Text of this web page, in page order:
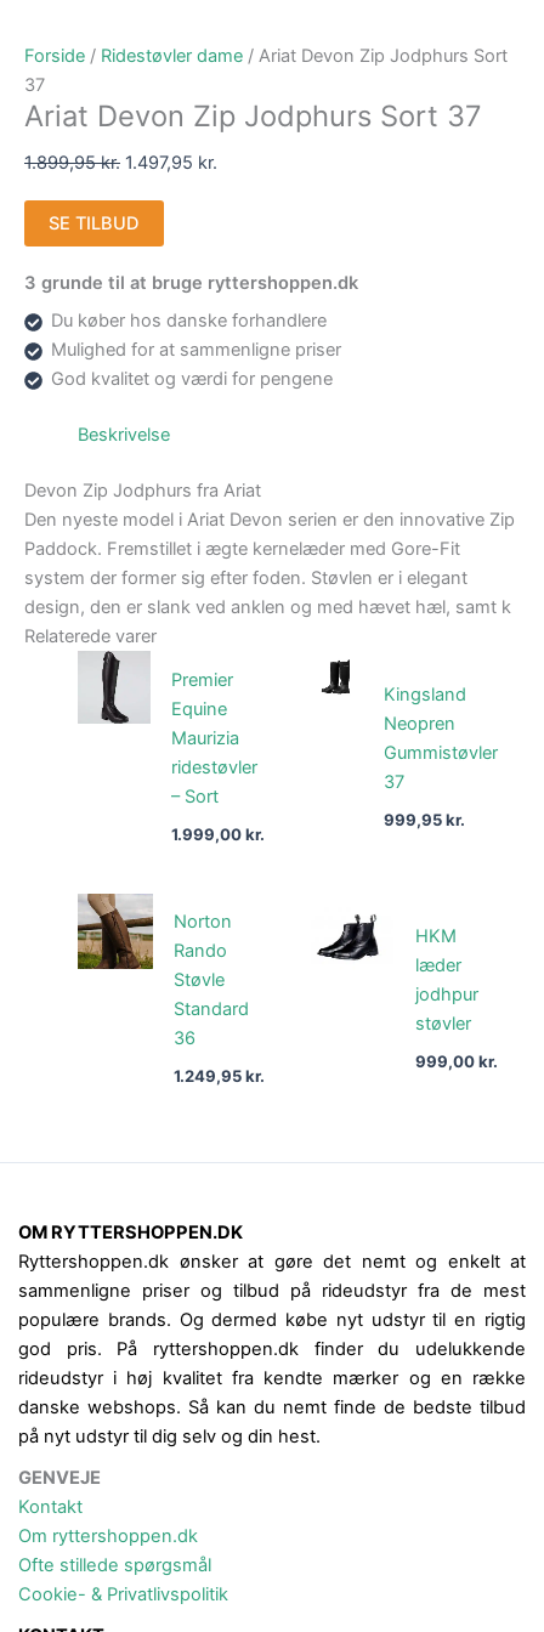
Forside / Ridestøvler dame / Ariat Devon Zip Jodphurs Sort
37
Ariat Devon Zip Jodphurs Sort 37
1.899,95kr. 1.497,95 kr.
SE TILBUD
3 grunde til at bruge ryttershoppen.dk
Du køber hos danske forhandlere
Mulighed for at sammenligne priser
God kvalitet og værdi for pengene
Beskrivelse
Devon Zip Jodphurs fra Ariat
Den nyeste model i Ariat Devon serien er den innovative Zip
Paddock. Fremstillet i ægte kernelæder med Gore-Fit
system der former sig efter foden. Støvlen er i elegant
design, den er slank ved anklen og med hævet hæl, samt k
Relaterede varer
Premier
Equine
Maurizia
ridestøvler
– Sort
1.999,00kr.
Kingsland
Neopren
Gummistøvler
37
999,95kr.
Norton
Rando
Støvle
Standard
36
1.249,95kr.
HKM
læder
jodhpur
støvler
999,00kr.
OM RYTTERSHOPPEN.DK
Ryttershoppen.dk ønsker at gøre det nemt og enkelt at
sammenligne priser og tilbud på rideudstyr fra de mest
populære brands. Og dermed købe nyt udstyr til en rigtig
god pris. På ryttershoppen.dk finder du udelukkende
rideudstyr i høj kvalitet fra kendte mærker og en række
danske webshops. Så kan du nemt finde de bedste tilbud
på nyt udstyr til dig selv og din hest.
GENVEJE
Kontakt
Om ryttershoppen.dk
Ofte stillede spørgsmål
Cookie- & Privatlivspolitik